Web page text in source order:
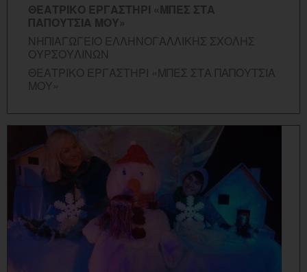
ΘΕΑΤΡΙΚΟ ΕΡΓΑΣΤΗΡΙ «ΜΠΕΣ ΣΤΑ
ΠΑΠΟΥΤΣΙΑ ΜΟΥ»
NHΠΙΑΓΩΓΕΙΟ ΕΛΛΗΝΟΓΑΛΛΙΚΗΣ ΣΧΟΛΗΣ
ΟΥΡΣΟΥΛΙΝΩΝ
ΘΕΑΤΡΙΚΟ ΕΡΓΑΣΤΗΡΙ «ΜΠΕΣ ΣΤΑ ΠΑΠΟΥΤΣΙΑ
ΜΟΥ»